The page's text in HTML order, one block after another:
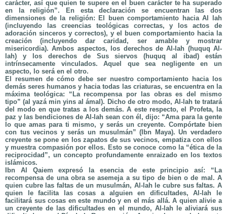
carácter, así que quien te supere en el buen carácter te ha superado
en la religión”. En esta declaración se encuentran las dos
dimensiones de la religión: El buen comportamiento hacia Al lah
(incluyendo las creencias teológicas correctas, y los actos de
adoración sinceros y correctos), y el buen comportamiento hacia la
creación (incluyendo dar caridad, ser amable y mostrar
misericordia). Ambos aspectos, los derechos de Al-lah (huquq Al-
lah) y los derechos de Sus siervos (huquq al ibad) están
intrínsecamente vinculados. Aquel que sea negligente en un
aspecto, lo será en el otro.
El resumen de cómo debe ser nuestro comportamiento hacia los
demás seres humanos y hacia todas las criaturas, se encuentra en la
máxima teológica: “La recompensa por las obras es del mismo
tipo” (al yazá min yins al ámal). Dicho de otro modo, Al-lah te tratará
del modo en que tratas a los demás. A este respecto, el Profeta, la
paz y las bendiciones de Al-lah sean con él, dijo: “Ama para la gente
lo que amas para ti mismo, y serás un creyente. Compórtate bien
con tus vecinos y serás un musulmán” (Ibn Maya). Un verdadero
creyente se pone en los zapatos de sus vecinos, empatiza con ellos
y muestra compasión por ellos. Esto se conoce como la “ética de la
reciprocidad”, un concepto profundamente enraizado en los textos
islámicos.
Ibn Al Qaiem expresó la esencia de este principio así: “La
recompensa de una obra se asemeja a su tipo de bien o de mal. A
quien cubre las faltas de un musulmán, Al-lah le cubre sus faltas. A
quien le facilita las cosas a alguien en dificultades, Al-lah le
facilitará sus cosas en este mundo y en el más allá. A quien alivie a
un creyente de las dificultades en el mundo, Al-lah le aliviará sus